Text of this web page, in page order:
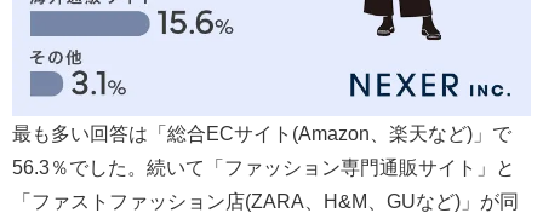
最も多い回答は「総合ECサイト(Amazon、楽天など)」で
56.3％でした。続いて「ファッション専門通販サイト」と
「ファストファッション店(ZARA、H&M、GUなど)」が同